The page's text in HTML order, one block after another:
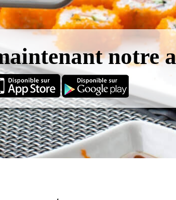
notre